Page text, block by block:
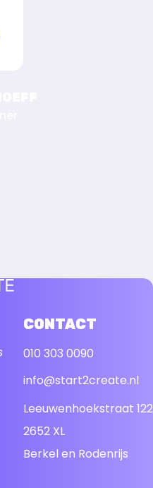
up
over Kyra van Leeuwen
CONTACT
010 303 0090
info@start2create.nl
Leeuwenhoekstraat 122
2652 XL
Berkel en Rodenrijs